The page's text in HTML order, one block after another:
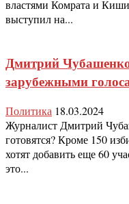
властями Комрата и
выступил на...
Дмитрий
зарубежными
Политика 18.03.2024
Журналист Дмитрий
готовятся? Кроме 150
хотят добавить еще 60
это...